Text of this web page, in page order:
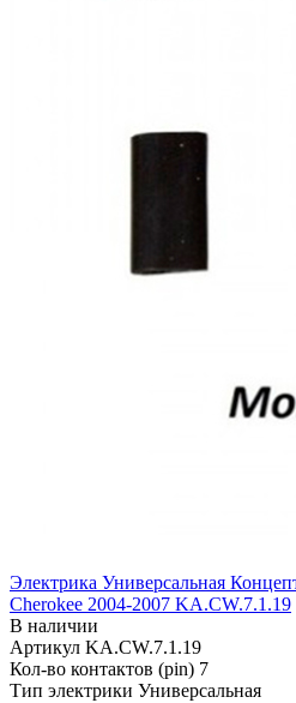
Электрика Универсальная
Cherokee 2004-2007 KA.CW.7.1.19
В наличии
Артикул KA.CW.7.1.19
Кол-во контактов (pin) 7
Тип электрики Универсальная